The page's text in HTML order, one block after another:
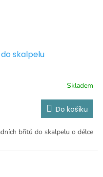
skalpelu
Skladem
Do košíku
břitů do skalpelu o délce